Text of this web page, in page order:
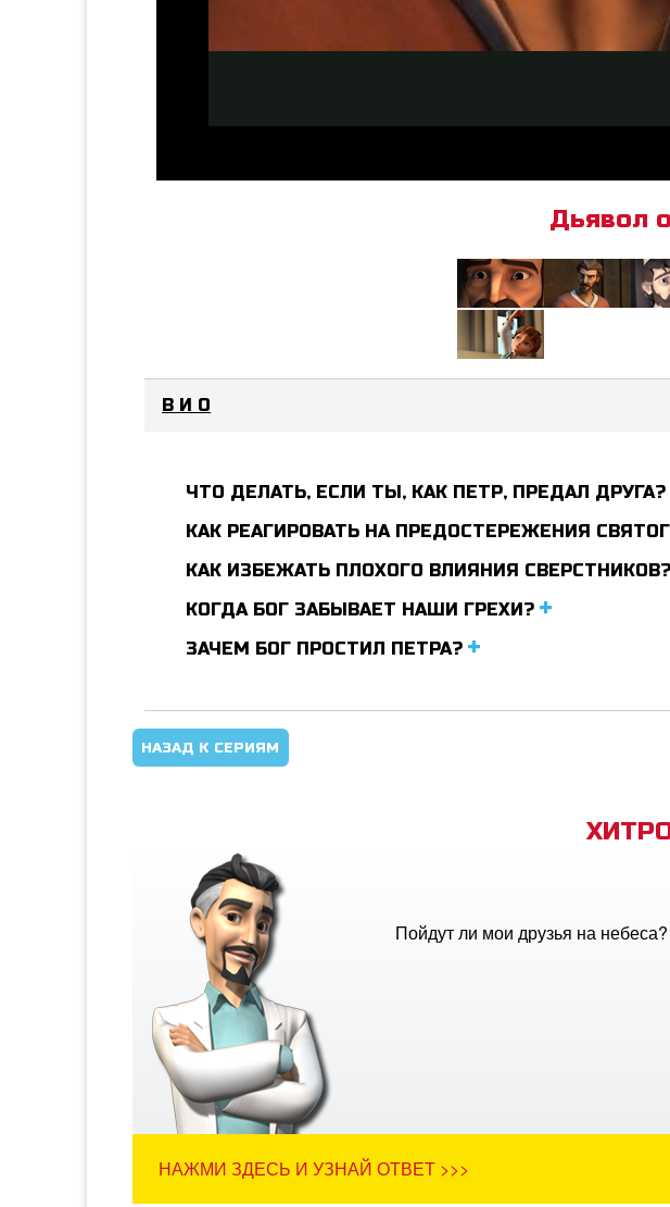
Дьявол
В И О
ЧТО ДЕЛАТЬ, ЕСЛИ ТЫ, КАК ПЕТР, ПРЕДАЛ ДРУГА?
КАК РЕАГИРОВАТЬ НА ПРЕДОСТЕРЕЖЕНИЯ
КАК ИЗБЕЖАТЬ ПЛОХОГО ВЛИЯНИЯ СВЕРСТНИКОВ?
КОГДА БОГ ЗАБЫВАЕТ НАШИ ГРЕХИ?
ЗАЧЕМ БОГ ПРОСТИЛ ПЕТРА?
НАЗАД К СЕРИЯМ
Пойдут ли мои друзья на небеса?
НАЖМИ ЗДЕСЬ И УЗНАЙ ОТВЕТ >>>